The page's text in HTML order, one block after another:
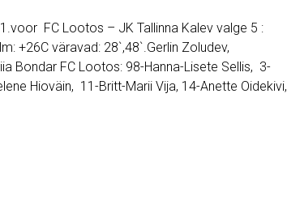
FC Lootos – JK Tallinna Kalev valge 5 :
+26C väravad: 28`,48`.Gerlin Zoludev,
Bondar FC Lootos: 98-Hanna-Lisete Sellis, 3-
Hioväin, 11-Britt-Marii Vija, 14-Anette Oidekivi,